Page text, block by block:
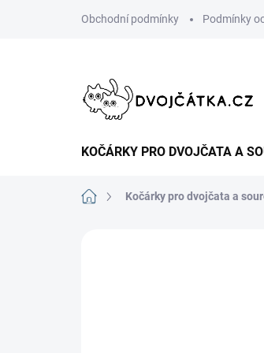
Obchodní podmínky Podmínky
KOČÁRKY PRO DVOJČATA A
Domů Kočárky pro dvojčata a